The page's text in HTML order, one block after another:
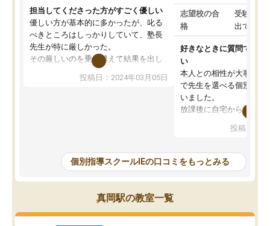
担当してくださった方がすごく優しい
優しい方が基本的に多かったが、叱る
べきところはしっかりしていて、塾長
先生が特に厳しかった。
その厳しいのを乗り越えて結果を出し
た時ちゃんと塾長先生が褒めてくれた
ので、また褒められたいと思い更に頑
IEに通っていたおかげで学校のテスト
はほとんど100点以外は取らなかった
が、カリキュラムも指導内容もしっか
りしていたのにも関わらず私立中学受
験では結果を残せず非常に申し訳なか
った。
投稿日：2024年03月05日
志望校の合
格
受験して
出ていな
好きなときに質問できる
い
本人との相性が大事だと
で先生を選べる個別指導
いました。
放課後に自宅から通える
整頓されていたことが
は、小学生に理解できる
時事的な例えを交えて説
ものだったから、受講後
ことで、今はやめてしま
投稿日：
個別指導スクールIEの口コミをもっとみる
真岡駅の教室一覧